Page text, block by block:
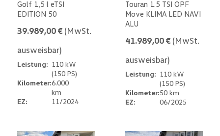
Golf 1,5 l eTSI
EDITION 50
39.989,00 € (MwSt.
ausweisbar)
Leistung: 110 kW
(150 PS)
Kilometer:6.000
km
EZ:
11/2024
Touran 1.5 TSI OPF
Move KLIMA LED NAVI
ALU
41.989,00 € (MwSt.
ausweisbar)
Leistung: 110 kW
(150 PS)
Kilometer:50 km
EZ:
06/2025